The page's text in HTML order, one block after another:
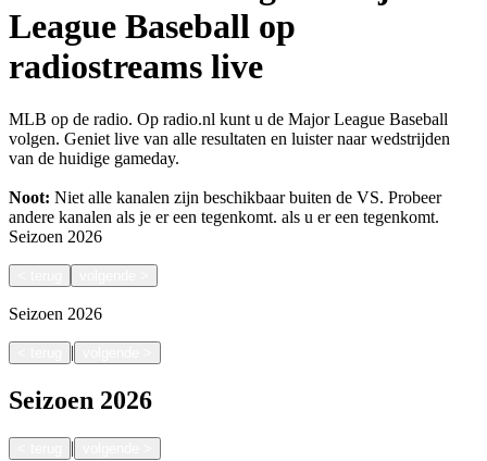
League Baseball op
radiostreams live
MLB op de radio. Op radio.nl kunt u de Major League Baseball
volgen. Geniet live van alle resultaten en luister naar wedstrijden
van de huidige gameday.
Noot: Niet alle kanalen zijn beschikbaar buiten de VS. Probeer
andere kanalen als je er een tegenkomt. als u er een tegenkomt.
Seizoen 2026
Seizoen 2026
|
Seizoen 2026
|